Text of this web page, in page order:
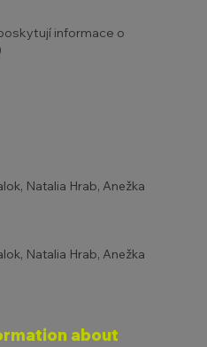
informace o
Natalia Hrab, Anežka
Natalia Hrab, Anežka
about